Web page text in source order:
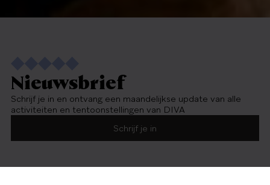
Nieuwsbrief
Schrijf je in en ontvang een maandelijkse update van alle
activiteiten en tentoonstellingen van DIVA
Schrijf je in